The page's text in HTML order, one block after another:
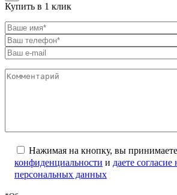
Купить в 1 клик
Нажимая на кнопку, вы принимаете
конфиденциальности и даете
персональных данных